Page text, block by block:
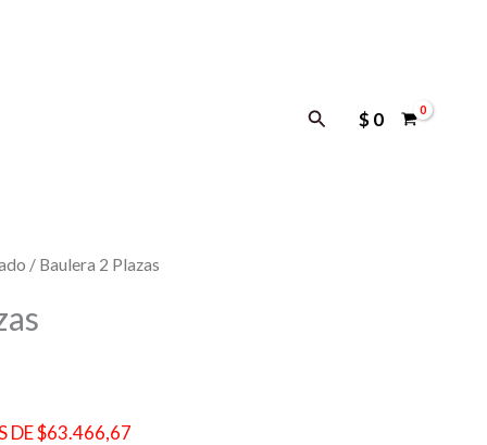
Buscar$0
/ Baulera 2 Plazas
DE $63.466,67